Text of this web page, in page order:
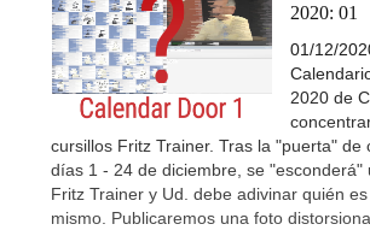
2020: 01
01/12/
2020 de
cursillos Fritz Trainer. Tras la "puerta" de
días 1 - 24 de diciembre, se "esconderá"
Fritz Trainer y Ud. debe adivinar quién
mismo. Publicaremos una foto